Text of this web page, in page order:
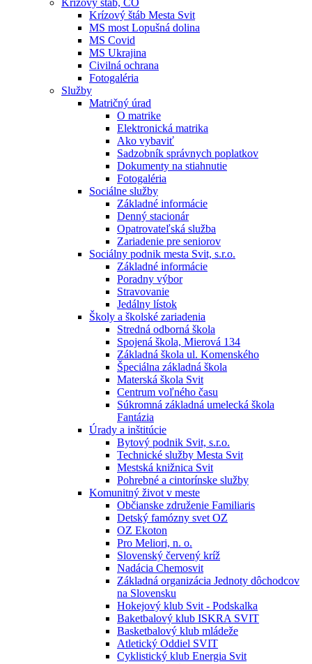
Krízový štáb, CO
Krízový štáb Mesta Svit
MS most Lopušná dolina
MS Covid
MS Ukrajina
Civilná ochrana
Fotogaléria
Služby
Matričný úrad
O matrike
Elektronická matrika
Ako vybaviť
Sadzobník správnych poplatkov
Dokumenty na stiahnutie
Fotogaléria
Sociálne služby
Základné informácie
Denný stacionár
Opatrovateľská služba
Zariadenie pre seniorov
Sociálny podnik mesta Svit, s.r.o.
Základné informácie
Poradny výbor
Stravovanie
Jedálny lístok
Školy a školské zariadenia
Stredná odborná škola
Spojená škola, Mierová 134
Základná škola ul. Komenského
Špeciálna základná škola
Materská škola Svit
Centrum voľného času
Súkromná základná umelecká škola
Fantázia
Úrady a inštitúcie
Bytový podnik Svit, s.r.o.
Technické služby Mesta Svit
Mestská knižnica Svit
Pohrebné a cintorínske služby
Komunitný život v meste
Občianske združenie Familiaris
Detský famózny svet OZ
OZ Ekoton
Pro Meliori, n. o.
Slovenský červený kríž
Nadácia Chemosvit
Základná organizácia Jednoty dôchodcov
na Slovensku
Hokejový klub Svit - Podskalka
Baketbalový klub ISKRA SVIT
Basketbalový klub mládeže
Atletický Oddiel SVIT
Cyklistický klub Energia Svit